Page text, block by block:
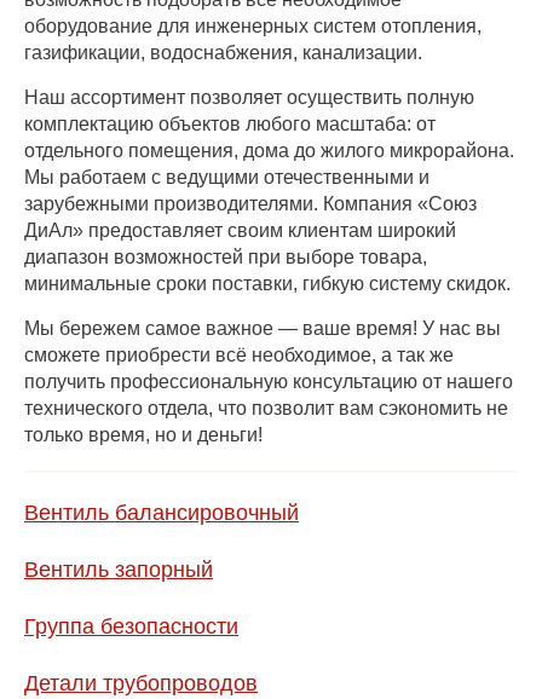
оборудование для инженерных систем отопления,
газификации, водоснабжения, канализации.
Наш ассортимент позволяет осуществить полную
комплектацию объектов любого масштаба: от
отдельного помещения, дома до жилого микрорайона.
Мы работаем с ведущими отечественными и
зарубежными производителями. Компания «Союз
ДиАл» предоставляет своим клиентам широкий
диапазон возможностей при выборе товара,
минимальные сроки поставки, гибкую систему скидок.
Мы бережем самое важное — ваше время! У нас вы
сможете приобрести всё необходимое, а так же
получить профессиональную консультацию от нашего
технического отдела, что позволит вам сэкономить не
только время, но и деньги!
Вентиль балансировочный
Вентиль запорный
Группа безопасности
Детали трубопроводов